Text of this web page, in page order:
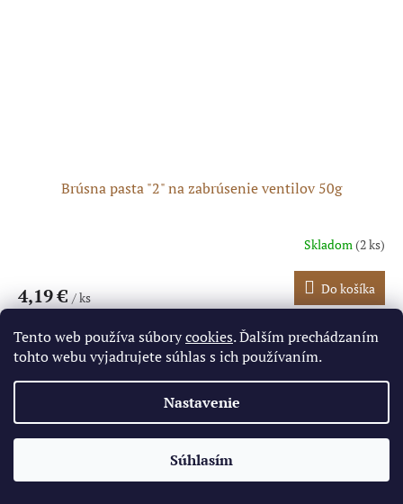
Tento web používa súborycookies. Ďalším prechádzaním
tohto webu vyjadrujete súhlas s ich používaním.
Nastavenie
Súhlasím
Brúsna pasta "2" na zabrúsenie ventilov 50g
Skladom(2 ks)
4,19 €/ ks
Do košíka
Tip Kód:PIT01482
🔥 Limitovaná cena pre najrýchlejších
✕